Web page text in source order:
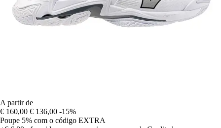
A partir de
€ 160,00 € 136,00 -15%
Poupe 5% com o código EXTRA